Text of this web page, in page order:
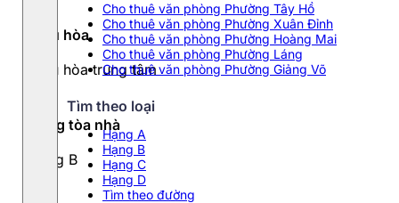
Cho thuê văn phòng Phường Tây Hồ
Cho thuê văn phòng Phường Xuân Đỉnh
Cho thuê văn phòng Phường Hoàng Mai
Cho thuê văn phòng Phường Láng
Cho thuê văn phòng Phường Giảng Võ
Tìm theo loại
Hạng A
Hạng B
Hạng C
Hạng D
Tìm theo đường
Điều hòa
Điều hòa trung tâm
Hạng tòa nhà
Hạng B